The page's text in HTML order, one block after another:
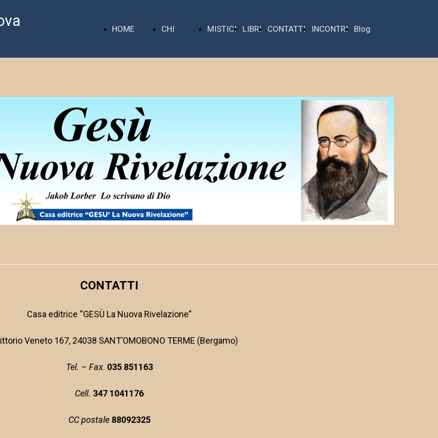
HOME CHI MISTICI LIBRI CONTATTI INCONTRI Blog
CONTATTI
Casa editrice “GESÙ La Nuova Rivelazione”
Veneto 167, 24038 SANT’OMOBONO TERME (Bergamo)
Tel. – Fax. 035 851163
Cell. 347 1041176
CC postale 88092325